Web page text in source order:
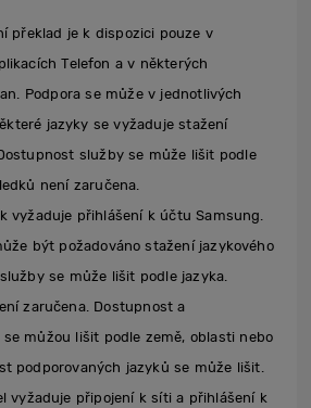
překlad je k dispozici pouze v
Telefon a v některých
Podpora se může v jednotlivých
jazyky se vyžaduje stažení
služby se může lišit podle
není zaručena.
vyžaduje přihlášení k účtu Samsung.
být požadováno stažení jazykového
se může lišit podle jazyka.
zaručena. Dostupnost a
můžou lišit podle země, oblasti nebo
podporovaných jazyků se může lišit.
vyžaduje připojení k síti a přihlášení k